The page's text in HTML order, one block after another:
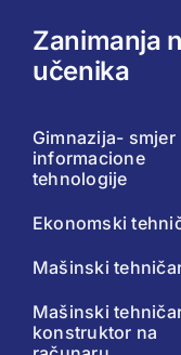
Zanimanja
učenika
Gimnazija- smjer
informacione
tehnologije
Ekonomski
Mašinski
Mašinski
konstruktor na